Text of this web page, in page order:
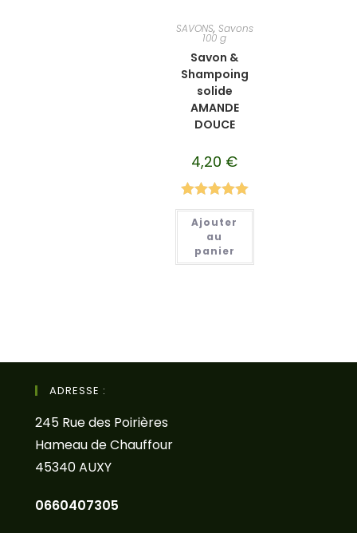
SAVONS, Savons
100 g
Savon &
Shampoing
solide
AMANDE
DOUCE
4,20 €
Note5.00
sur 5
Ajouter
au
panier
ADRESSE :
245 Rue des Poirières
Hameau de Chauffour
45340 AUXY
0660407305